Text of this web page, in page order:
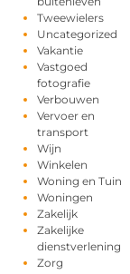
Tweewielers
Uncategorized
Vakantie
Vastgoed
fotografie
Verbouwen
Vervoer en
transport
Wijn
Winkelen
Woning en Tuin
Woningen
Zakelijk
Zakelijke
dienstverlening
Zorg